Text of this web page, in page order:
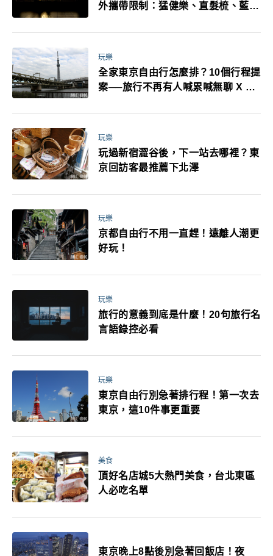
外攜帶限制：猛健樂、直髮梳、藍牙
萬！注意事項一次看！
玩樂
全家東京自由行怎麼排？10個行程提
案──旅行不再有人喊累喊無聊 X 爸
玩樂
玩過新宿澀谷後，下一站去哪裡？東
京回訪客最推薦下北澤
玩樂
京都自由行不用一直趕！遠離人潮更
好玩！
玩樂
旅行的意義到底是什麼！20句旅行名
言語錄控必看
玩樂
東京自由行別急著排行程！第一次去
東京，這10件事更重要
美食
頂好名店城5大熱門美食，台北東區
人必吃名單
東京晚上8點後別急著回飯店！夜